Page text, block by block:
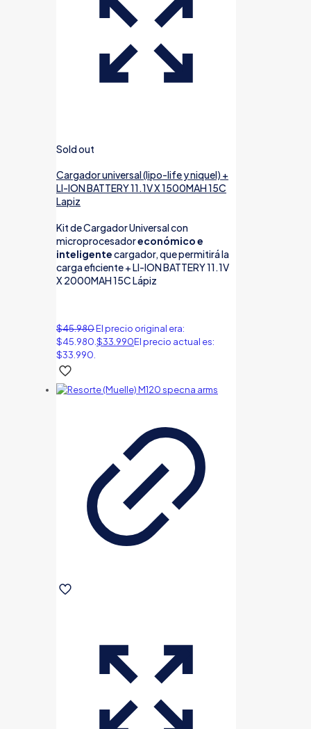
Sold out
Cargador universal (lipo-life y niquel) +
LI-ION BATTERY 11.1V X 1500MAH 15C
Lapiz
Kit de Cargador Universal con
microprocesadoreconómico e
inteligentecargador, que permitirá la
carga eficiente + LI-ION BATTERY 11.1V
X 2000MAH 15C Lápiz
$45.980El precio original era:
$45.980.$33.990El precio actual es:
$33.990.